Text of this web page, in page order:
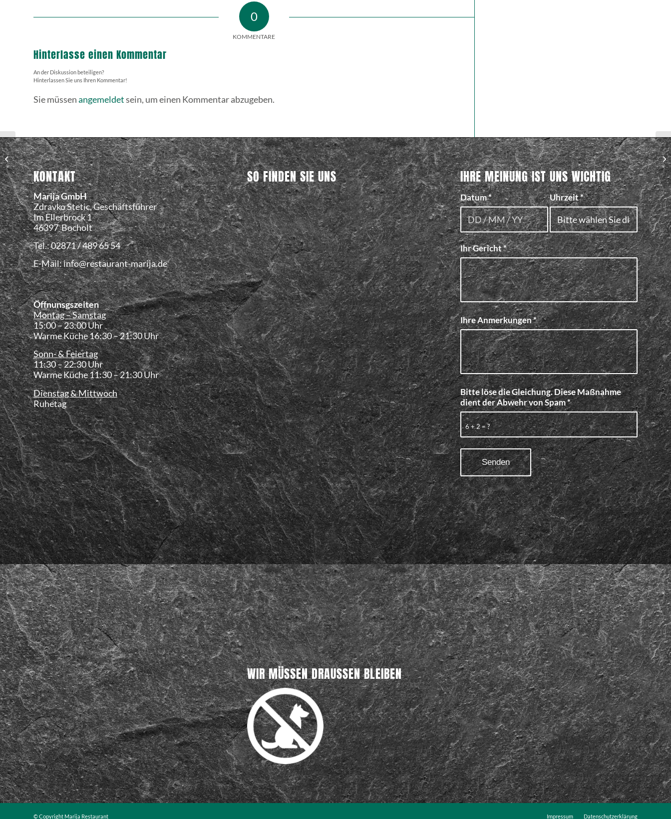
0
KOMMENTARE
Hinterlasse einen Kommentar
An der Diskussion beteiligen?
Hinterlassen Sie uns Ihren Kommentar!
Sie müssenangemeldetsein, um einen Kommentar abzugeben.
KONTAKT
Marija GmbH
Zdravko Stetic, Geschäftsführer
Im Ellerbrock 1
46397 Bocholt
Tel.: 02871 / 489 65 54
E-Mail: info@restaurant-marija.de
Öffnunsgszeiten
Montag – Samstag
15:00 – 23:00 Uhr
Warme Küche 16:30 – 21:30 Uhr
Sonn- & Feiertag
11:30 – 22:30 Uhr
Warme Küche 11:30 – 21:30 Uhr
Dienstag & Mittwoch
Ruhetag
SO FINDEN SIE UNS
WIR MÜSSEN DRAUSSEN BLEIBEN
IHRE MEINUNG IST UNS WICHTIG
Datum* Uhrzeit*
Ihr Gericht*
Ihre Anmerkungen*
6 + 2 = ?
Bitte löse die Gleichung. Diese Maßnahme
dient der Abwehr von Spam*
© Copyright Marija Restaurant Impressum Datenschutzerklärung
Welcome on our new
Homepage!